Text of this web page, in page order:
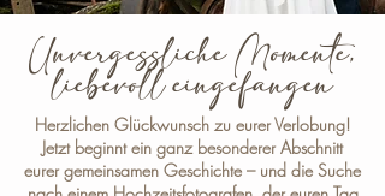
Unvergessliche Momente,
liebevoll eingefangen
Herzlichen Glückwunsch zu eurer Verlobung!
Jetzt beginnt ein ganz besonderer Abschnitt
eurer gemeinsamen Geschichte – und die Suche